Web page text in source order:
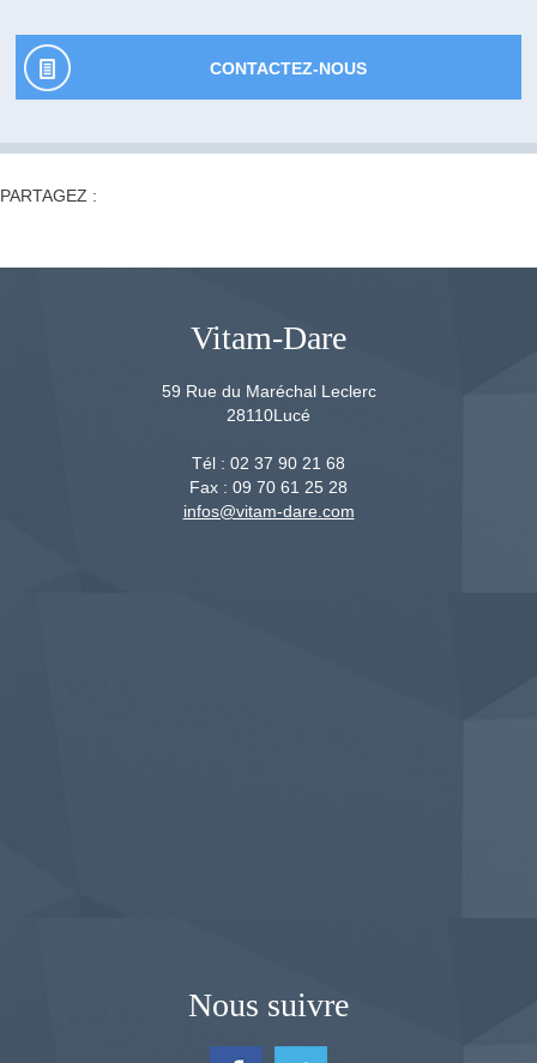
CONTACTEZ-NOUS
PARTAGEZ :
Vitam-Dare
59 Rue du Maréchal Leclerc
28110Lucé
Tél : 02 37 90 21 68
Fax : 09 70 61 25 28
infos@vitam-dare.com
Nous suivre